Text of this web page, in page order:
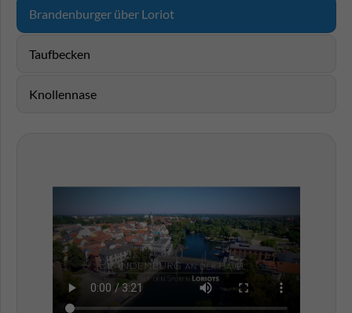
Brandenburger über Loriot
Taufbecken
Knollennase